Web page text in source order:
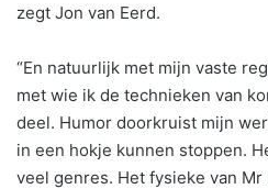
zegt Jon van Eerd.
“En natuurlijk met mijn vaste
met wie ik de technieken van
deel. Humor doorkruist mijn
in een hokje kunnen stoppen.
veel genres. Het fysieke van